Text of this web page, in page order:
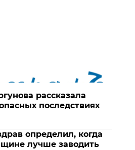
рассказала
последствиях
определил, когда
лучше заводить